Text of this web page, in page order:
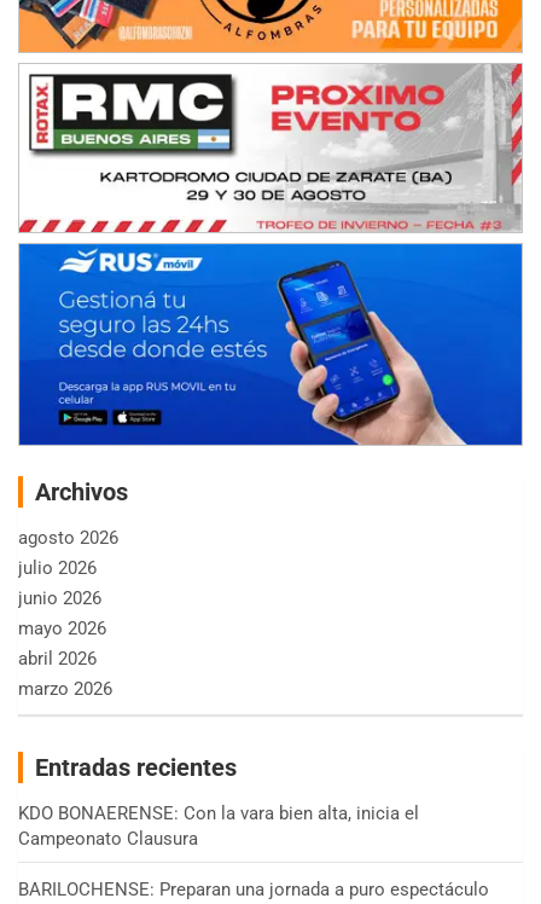
Archivos
agosto 2026
julio 2026
junio 2026
mayo 2026
abril 2026
marzo 2026
Entradas recientes
KDO BONAERENSE: Con la vara bien alta, inicia el
Campeonato Clausura
BARILOCHENSE: Preparan una jornada a puro espectáculo